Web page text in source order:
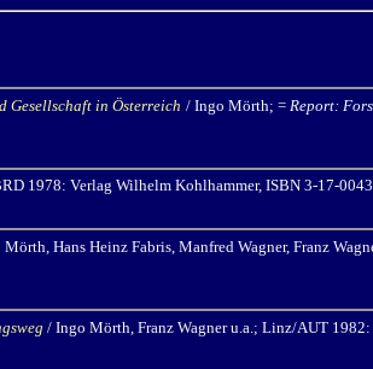
Gesellschaft in Österreich / Ingo Mörth; = Report:
1978: Verlag Wilhelm Kohlhammer, ISBN 3-17-
Mörth, Hans Heinz Fabris, Manfred Wagner, Franz
/ Ingo Mörth, Franz Wagner u.a.; Linz/AUT